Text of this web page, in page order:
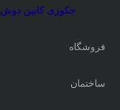
جکوزی کابین دوش
فروشگاه
ساختمان